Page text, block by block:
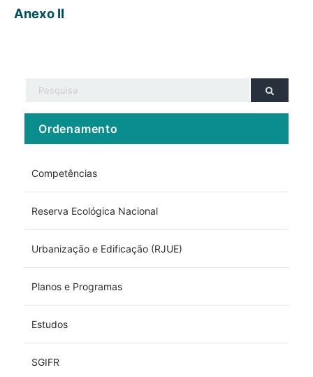
Anexo II
Ordenamento
Competências
Reserva Ecológica Nacional
Urbanização e Edificação (RJUE)
Planos e Programas
Estudos
SGIFR